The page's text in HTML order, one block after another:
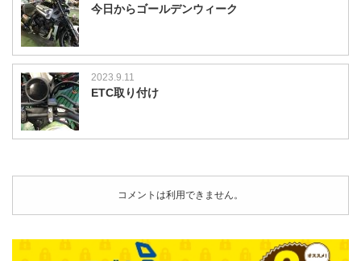
今日からゴールデンウィーク
2023.9.11
ETC取り付け
コメントは利用できません。